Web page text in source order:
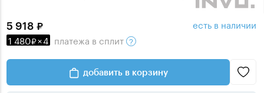
5 918
1 480 ×4 платежа в сплит
есть в наличии
добавить в корзину